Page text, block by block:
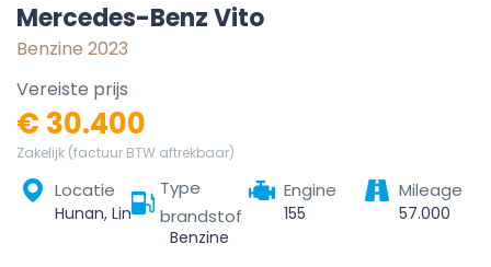
Mercedes-Benz Vito
Benzine 2023
Vereiste prijs
€ 30.400
Zakelijk (factuur BTW aftrekbaar)
Locatie
Hunan, Linchuan District, Fuzhou City, Jiangxi, China
Type
brandstof
Benzine
Engine
155
Mileage
57.000